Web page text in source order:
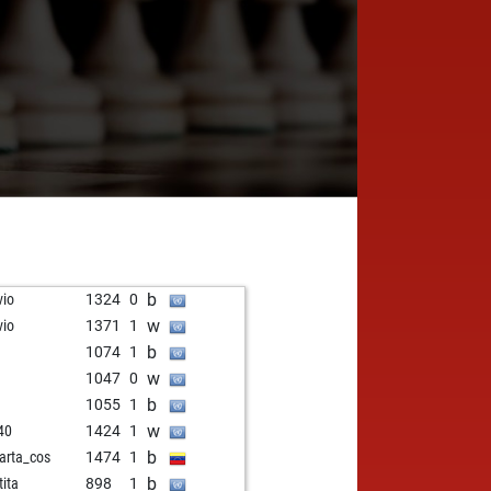
1324 0 b
1371 1 w
1074 1 b
1047 0 w
1055 1 b
1424 1 w
1474 1 b
898 1 b